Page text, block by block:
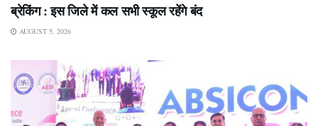
ब्रेकिंग : इस जिले में कल सभी स्कूल रहेंगे बंद
AUGUST 5, 2026